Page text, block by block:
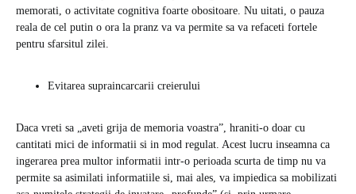
memorati, o activitate cognitiva foarte obositoare. Nu uitati, o pauza
reala de cel putin o ora la pranz va va permite sa va refaceti fortele
pentru sfarsitul zilei.
Evitarea supraincarcarii creierului
Daca vreti sa „aveti grija de memoria voastra”, hraniti-o doar cu
cantitati mici de informatii si in mod regulat. Acest lucru inseamna ca
ingerarea prea multor informatii intr-o perioada scurta de timp nu va
permite sa asimilati informatiile si, mai ales, va impiedica sa mobilizati